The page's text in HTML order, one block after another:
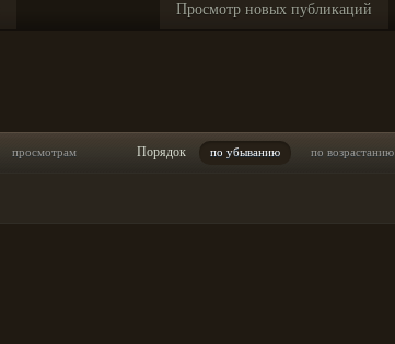
Просмотр новых публикаций
просмотрам Порядок по убыванию по возрастанию